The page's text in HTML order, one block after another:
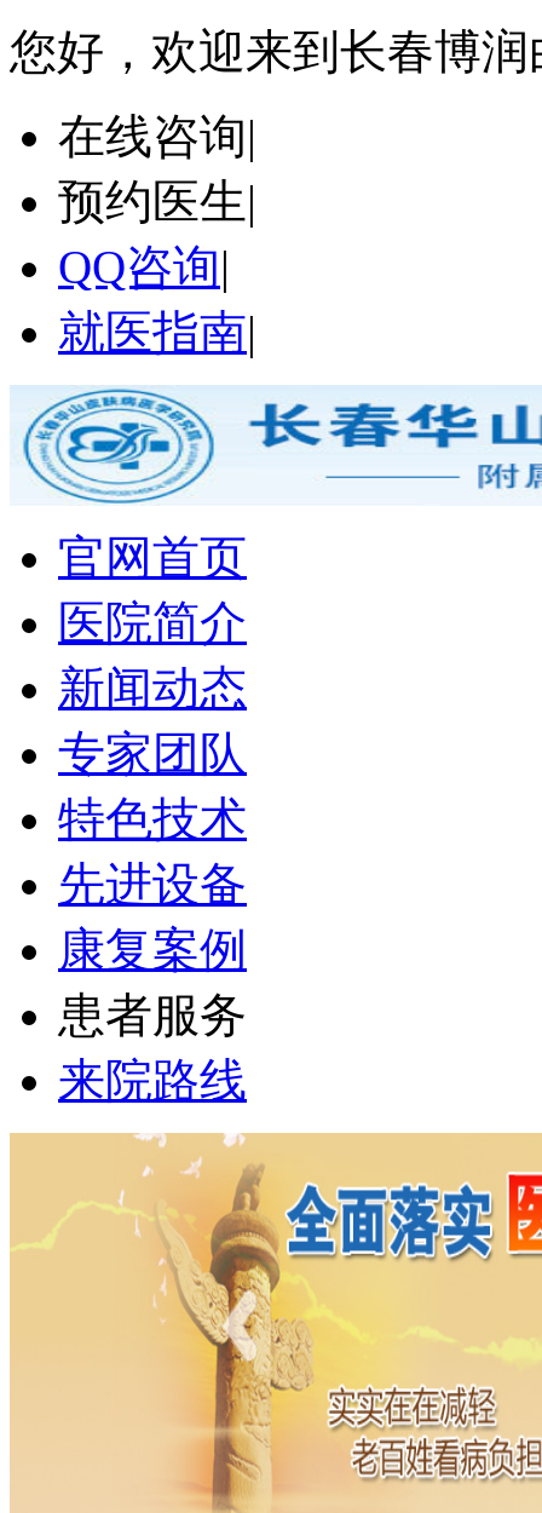
您好，欢迎来到长春博
在线咨询|
预约医生|
QQ咨询|
就医指南|
官网首页
医院简介
新闻动态
专家团队
特色技术
先进设备
康复案例
患者服务
来院路线